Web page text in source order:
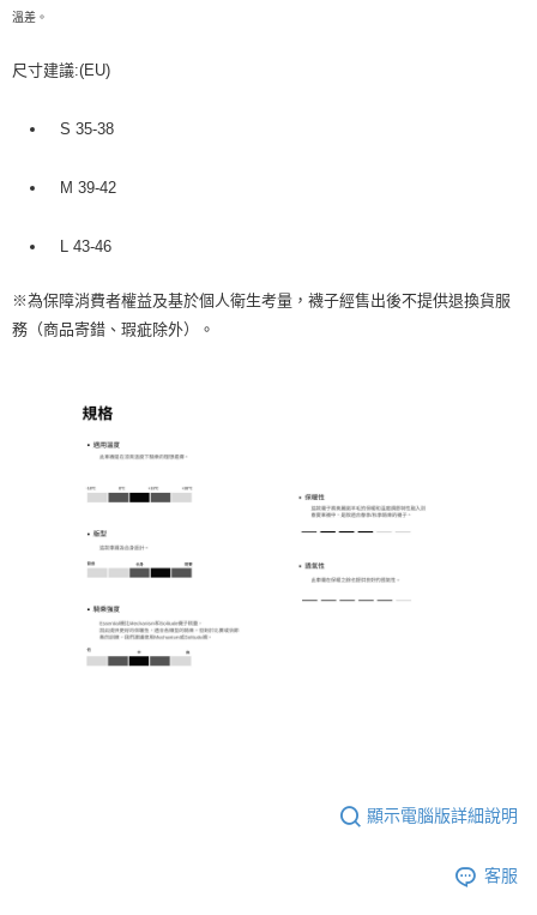
每筆NT$130，滿NT$10,000(含以上)免運費
溫差。
尺寸建議:(EU)
S 35-38
M 39-42
L 43-46
※為保障消費者權益及基於個人衛生考量，襪子經售出後不提供退換貨服
務（商品寄錯、瑕疵除外）
。
顯示電腦版詳細說明
客服